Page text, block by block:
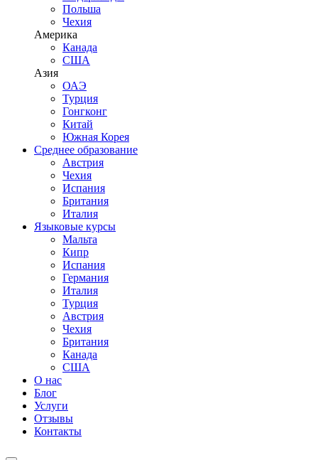
Польша
Чехия
Америка
Канада
США
Азия
ОАЭ
Турция
Гонгконг
Китай
Южная Корея
Среднее образование
Австрия
Чехия
Испания
Британия
Италия
Языковые курсы
Мальта
Кипр
Испания
Германия
Италия
Турция
Австрия
Чехия
Британия
Канада
США
О нас
Блог
Услуги
Отзывы
Контакты